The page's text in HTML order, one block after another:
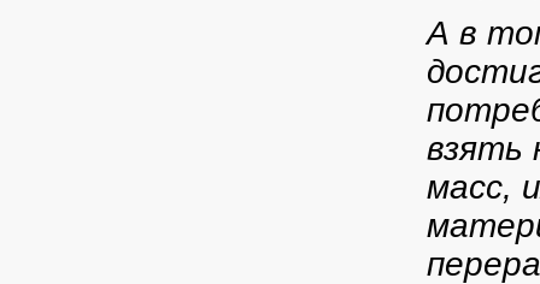
А в
взять
масс,